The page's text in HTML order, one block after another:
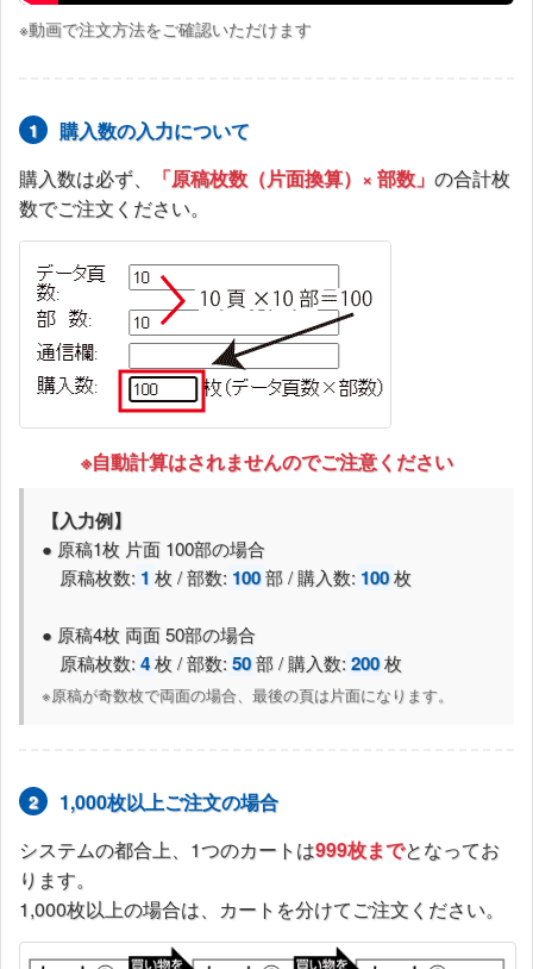
💡 別途ご指示がある場合について
「（2）レジ画面」で表示される
ご入力ください。内容を確認し、必要に応じて料金修正
等を行いお知らせいたします。
【納期】原稿受取日の「翌営業日」から換
算して、3営業日（土日祝除く）以内に発送
いたします。
（例）月曜日に原稿が到着 → 火曜(1日目)・水曜(2日
目)・木曜(3日目) までの間に発送完了
≫ コピー原稿の詳しい入稿方法はこちら
※動画で注文方法をご確認いただけます
1
購入数の入力について
購入数は必ず、
「原稿枚数（片面換算）× 部数」 の合計枚
数でご注文ください。
※自動計算はされませんのでご注意ください
【入力例】
● 原稿1枚 片面 100部の場合
原稿枚数: 1 枚 / 部数: 100部 / 購入数: 100枚
● 原稿4枚 両面 50部の場合
原稿枚数:4枚 / 部数:50部 / 購入数:200枚
※原稿が奇数枚で両面の場合、最後の頁は片面になります。
2
1,000枚以上ご注文の場合
システムの都合上、1つのカートは999枚までとなってお
ります。
1,000枚以上の場合は、カートを分けてご注文ください。